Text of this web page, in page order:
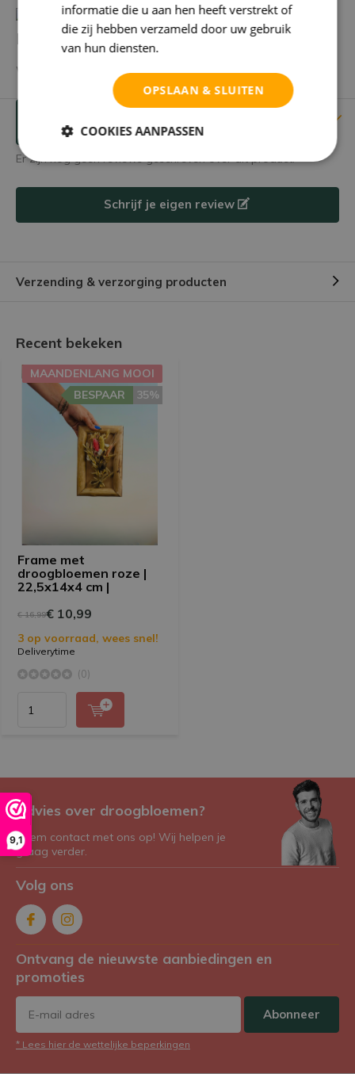
9,1
Heb je een vraag over dit product?
We helpen je graag met het vinden van het juiste product.
Verstuur mailtje
Er zijn nog geen reviews geschreven over dit product.
Schrijf je eigen review
Verzending & verzorging producten
Recent bekeken
Frame met
droogbloemen roze |
22,5x14x4 cm |
MAANDENLANG MOOI
35%
BESPAAR
€ 16,99€ 10,99
3 op voorraad, wees snel!
Deliverytime
(0)
Advies over droogbloemen?
Neem contact met ons op! Wij helpen je
graag verder.
Volg ons
Ontvang de nieuwste aanbiedingen en
promoties
Abonneer
* Lees hier de wettelijke beperkingen
informatie die u aan hen heeft verstrekt of
die zij hebben verzameld door uw gebruik
van hun diensten.
OPSLAAN & SLUITEN
COOKIES AANPASSEN